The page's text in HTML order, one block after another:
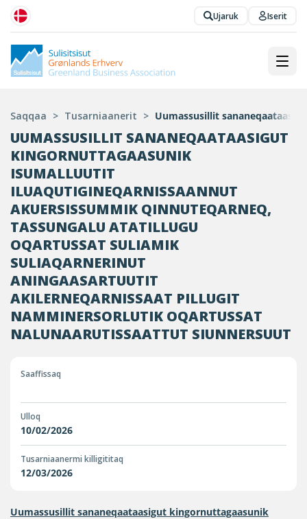
Ujaruk Iserit
Saqqaa > Tusarniaanerit > ​​Uumassusillit
​​UUMASSUSILLIT SANANEQAATAASIGUT
KINGORNUTTAGAASUNIK
ISUMALLUUTIT
ILUAQUTIGINEQARNISSAANNUT
AKUERSISSUMMIK QINNUTEQARNEQ,
TASSUNGALU ATATILLUGU
OQARTUSSAT SULIAMIK
SULIAQARNERINUT
ANINGAASARTUUTIT
AKILERNEQARNISSAAT PILLUGIT
NAMMINERSORLUTIK OQARTUSSAT
NALUNAARUTISSAATTUT SIUNNERSUUT
Saaffissaq
Ulloq
10/02/2026
Tusarniaanermi killigititaq
12/03/2026
​Uumassusillit sananeqaataasigut kingornuttagaasunik